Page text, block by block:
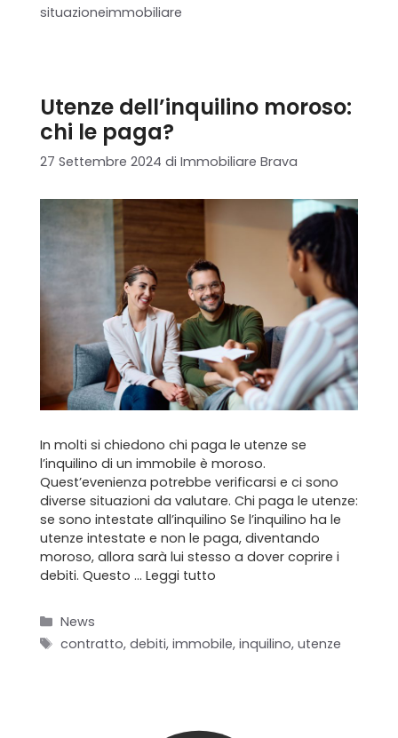
Home
Chi siamo
Il team
Formula BRAVA
Servizi per i clienti
Servizi per gli agenti
I nostri immobili
Blog
situazioneimmobiliare
Utenze dell’inquilino moroso:
chi le paga?
27 Settembre 2024 di Immobiliare Brava
In molti si chiedono chi paga le utenze se
l’inquilino di un immobile è moroso.
Quest’evenienza potrebbe verificarsi e ci sono
diverse situazioni da valutare. Chi paga le utenze:
se sono intestate all’inquilino Se l’inquilino ha le
utenze intestate e non le paga, diventando
moroso, allora sarà lui stesso a dover coprire i
debiti. Questo … Leggi tutto
Categorie
News
Tag
contratto,debiti,immobile,inquilino,utenze